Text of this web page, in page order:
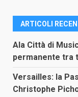
ARTICOLI
Ala Città di
permanente tra
Versailles: la
Christophe